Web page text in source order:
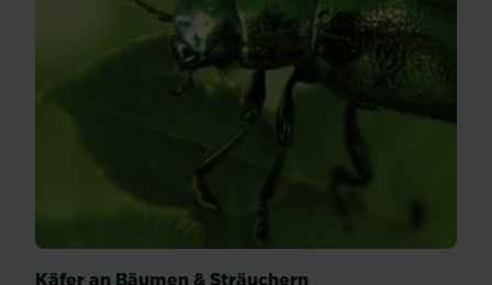
Käfer an Bäumen & Sträuchern